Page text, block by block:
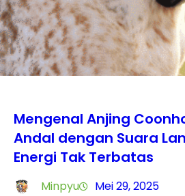
Mengenal Anjing
Andal dengan Suara
Energi Tak Terbatas
Minpyu
Mei 29, 2025